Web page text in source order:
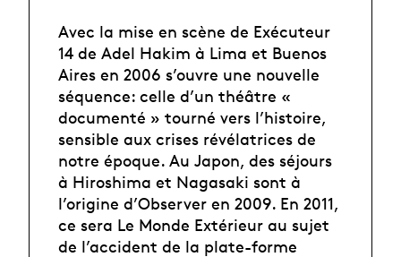
Avec la mise en scène de Exécuteur
14 de Adel Hakim à Lima et Buenos
Aires en 2006 s’ouvre une nouvelle
séquence: celle d’un théâtre «
documenté » tourné vers l’histoire,
sensible aux crises révélatrices de
notre époque. Au Japon, des séjours
à Hiroshima et Nagasaki sont à
l’origine d’Observer en 2009. En 2011,
ce sera Le Monde Extérieur au sujet
de l’accident de la plate-forme